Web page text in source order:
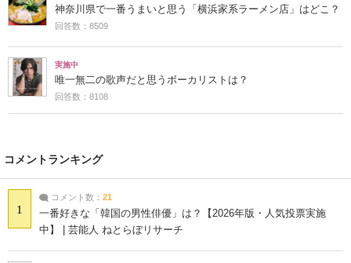
神奈川県で一番うまいと思う「横浜家系ラーメン店」はどこ？
回答数：8509
実施中
唯一無二の歌声だと思うボーカリストは？
回答数：8108
コメントランキング
1
コメント数： 21
一番好きな「韓国の男性俳優」は？【2026年版・人気投票実施
中】 | 芸能人 ねとらぼリサーチ